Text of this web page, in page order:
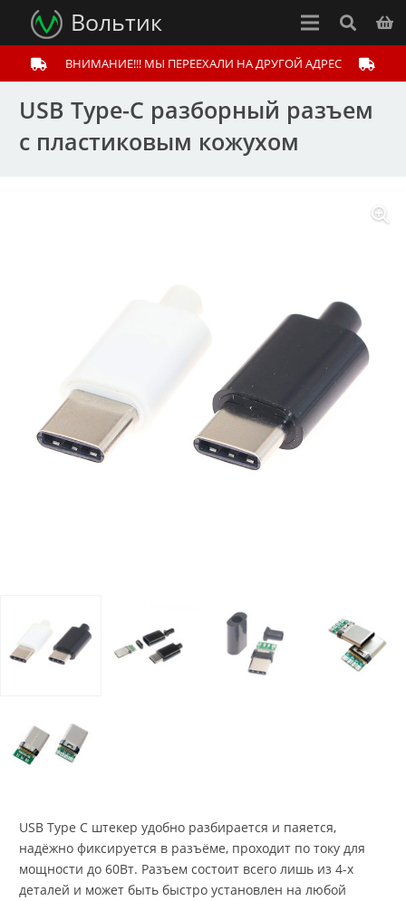
Вольтик
ВНИМАНИЕ!!! МЫ ПЕРЕЕХАЛИ НА ДРУГОЙ АДРЕС
USB Type-C разборный разъем
с пластиковым кожухом
USB Type C штекер удобно разбирается и паяется,
надёжно фиксируется в разъёме, проходит по току для
мощности до 60Вт. Разъем состоит всего лишь из 4-х
деталей и может быть быстро установлен на любой